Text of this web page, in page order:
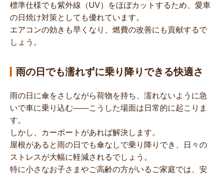
標準仕様でも紫外線（UV）をほぼカットするため、愛車
の日焼け対策としても優れています。
エアコンの効きも早くなり、燃費の改善にも貢献するで
しょう。
雨の日でも濡れずに乗り降りできる快適さ
雨の日に傘をさしながら荷物を持ち、濡れないように急
いで車に乗り込む——こうした場面は日常的に起こりま
す。
しかし、カーポートがあれば解決します。
屋根があると雨の日でも傘なしで乗り降りでき、日々の
ストレスが大幅に軽減されるでしょう。
特に小さなお子さまやご高齢の方がいるご家庭では、安